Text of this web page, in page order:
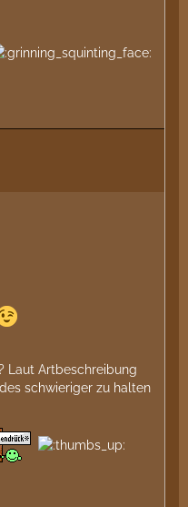
Laut Artbeschreibung
schwieriger zu halten